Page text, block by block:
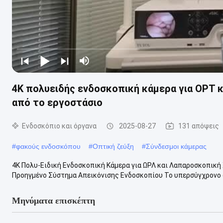
4K πολυειδής ενδοσκοπική κάμερα για ΟΡΤ
από το εργοστάσιο
Ενδοσκόπιο και όργανα 2025-08-27 131 απόψεις
#φακούς ενδοσκόπου #Οπτική ζεύξη #Σύνδεσμοι κάμερας
4K Πολυ-Ειδική Ενδοσκοπική Κάμερα για ΩΡΛ και
Προηγμένο Σύστημα Απεικόνισης Ενδοσκοπίου Το υπερσύγχρονο
Μηνύματα επισκέπτη